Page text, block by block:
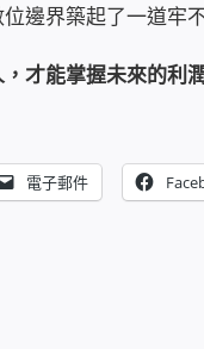
固定IP
開門開鐵門開燈開保全
新專案
邊界築起了一道牢
，才能掌握未來的利潤
電子郵件